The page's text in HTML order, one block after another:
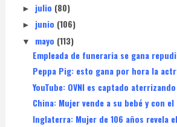
► julio (80)
► junio (106)
▼ mayo (113)
Empleada de funeraria se gana
Peppa Pig: esto gana por hora la
YouTube: OVNI es captado
China: Mujer vende a su bebé y con
Inglaterra: Mujer de 106 años revela